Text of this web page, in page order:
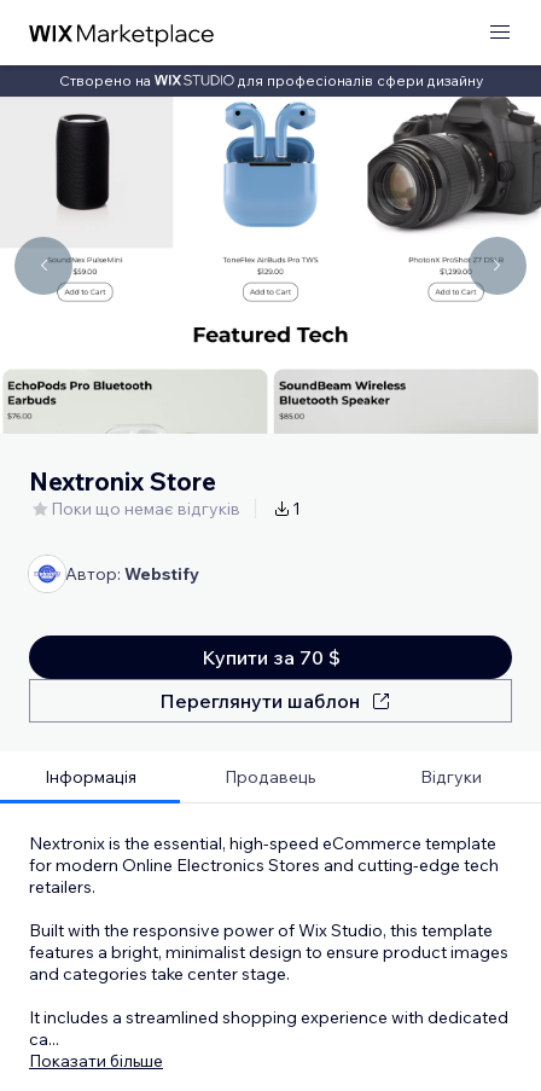
Створено на для професіоналів сфери дизайну
Nextronix Store
Поки що немає відгуків 1
Автор: Webstify
Купити за 70 $
Переглянути шаблон
Інформація Продавець Відгуки
Nextronix is the essential, high-speed eCommerce template
for modern Online Electronics Stores and cutting-edge tech
retailers.
Built with the responsive power of Wix Studio, this template
features a bright, minimalist design to ensure product images
and categories take center stage.
It includes a streamlined shopping experience with dedicated
ca...
Показати більше